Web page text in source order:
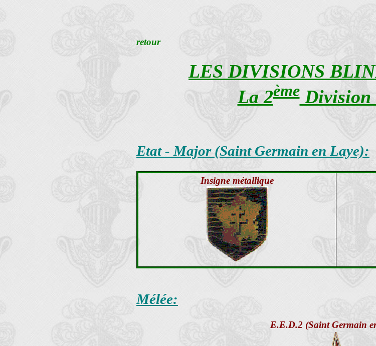
retour
LES DIVISIONS
La 2èmeDivision
Etat - Major (Saint Germain en Laye):
Insigne métallique
Mélée:
E.E.D.2 (Saint Germain